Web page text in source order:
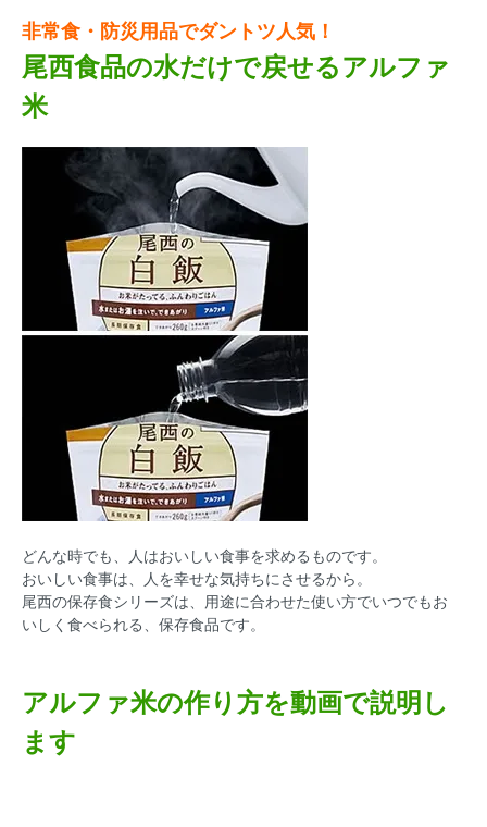
非常食・防災用品でダントツ人気！
尾西食品の水だけで戻せるアルファ
米
どんな時でも、人はおいしい食事を求めるものです。
おいしい食事は、人を幸せな気持ちにさせるから。
尾西の保存食シリーズは、用途に合わせた使い方でいつでもお
いしく食べられる、保存食品です。
アルファ米の作り方を動画で説明し
ます